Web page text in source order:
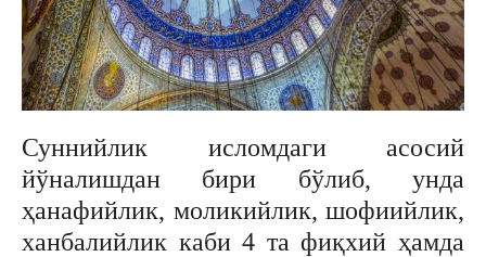
Суннийлик исломдаги асосий
йўналишдан бири бўлиб, унда
ҳанафийлик, моликийлик, шофиийлик,
ханбалийлик каби 4 та фиқхий ҳамда